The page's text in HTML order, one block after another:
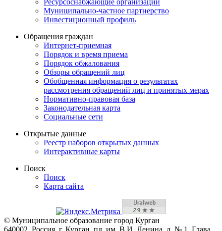
Муниципально-частное партнерство
Инвестиционный профиль
Обращения граждан
Интернет-приемная
Порядок и время приема
Порядок обжалования
Обзоры обращений лиц
Обобщенная информация о результатах
рассмотрения обращений лиц и принятых мерах
Нормативно-правовая база
Законодательная карта
Социальные сети
Открытые данные
Реестр наборов открытых данных
Интерактивные карты
Поиск
Поиск
Карта сайта
© Муниципальное образование город Курган
640002, Россия, г. Курган, пл. им. В.И. Ленина, д. № 1, Глава